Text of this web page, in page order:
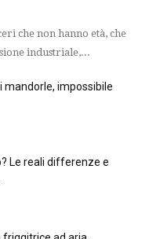
che non hanno età, che
industriale,...
mandorle, impossibile
Le reali differenze e